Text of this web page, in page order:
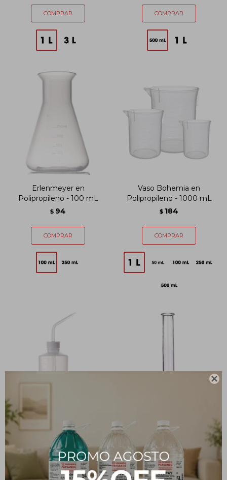

Erlenmeyer en
Polipropileno - 100 mL
$ 94
Vaso Bohemia en
Polipropileno - 1000 mL
$ 184
Piseta en Polipropileno -
250 mL
$ 232
Pera Kjeldahl 800 mL